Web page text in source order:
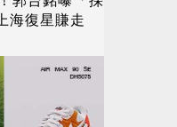
海復星賺走